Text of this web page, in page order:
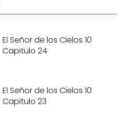
El Señor de los Cielos 10
Capitulo 24
El Señor de los Cielos 10
Capitulo 23